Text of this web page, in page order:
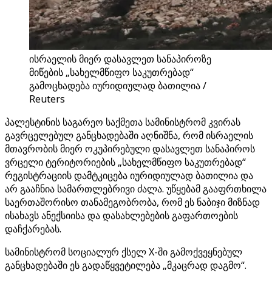
ისრაელის მიერ დასავლეთ სანაპიროზე
მიწების „სახელმწიფო საკუთრებად“
გამოცხადება იურიდიულად ბათილია /
Reuters
პალესტინის საგარეო საქმეთა სამინისტრომ კვირას
გავრცელებულ განცხადებაში აღნიშნა, რომ ისრაელის
მთავრობის მიერ ოკუპირებული დასავლეთ სანაპიროს
ვრცელი ტერიტორიების „სახელმწიფო საკუთრებად“
რეგისტრაციის დამტკიცება იურიდიულად ბათილია და
არ გააჩნია სამართლებრივი ძალა. უწყებამ გააფრთხილა
საერთაშორისო თანამეგობრობა, რომ ეს ნაბიჯი მიზნად
ისახავს ანექსიისა და დასახლებების გაფართოების
დაჩქარებას.
სამინისტრომ სოციალურ ქსელ X-ში გამოქვეყნებულ
განცხადებაში ეს გადაწყვეტილება „მკაცრად დაგმო“.